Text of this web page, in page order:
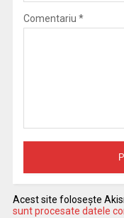
Comentariu *
Acest site folosește
sunt procesate datele